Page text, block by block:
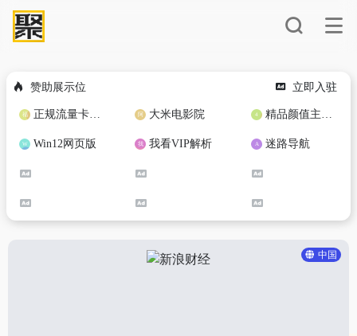
赞助展示位 立即入驻
正规流量卡免费加盟合作 大米电影院 精品颜值主播定制
Win12网页版 我看VIP解析 迷路导航
中国